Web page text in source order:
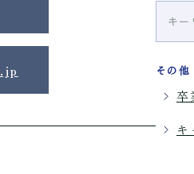
その他
卒
キ